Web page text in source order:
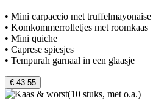
• Mini carpaccio met truffelmayonaise
• Komkommerrolletjes met roomkaas
• Mini quiche
• Caprese spiesjes
• Tempurah garnaal in een glaasje
€ 43.55